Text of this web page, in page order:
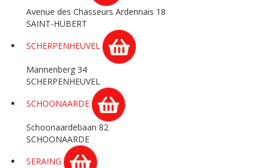
Avenue des Chasseurs Ardennais 18
SAINT-HUBERT
SCHERPENHEUVEL
Mannenberg 34
SCHERPENHEUVEL
SCHOONAARDE
Schoonaardebaan 82
SCHOONAARDE
SERAING